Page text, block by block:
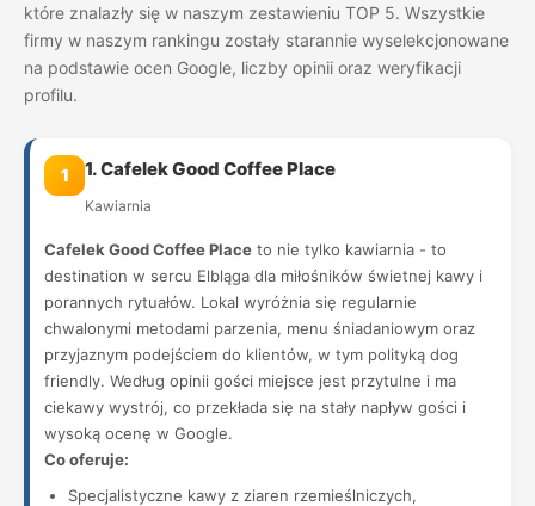
które znalazły się w naszym zestawieniu TOP 5. Wszystkie
firmy w naszym rankingu zostały starannie wyselekcjonowane
na podstawie ocen Google, liczby opinii oraz weryfikacji
profilu.
1 1. Cafelek Good Coffee Place
Kawiarnia
Cafelek Good Coffee Place to nie tylko kawiarnia - to
destination w sercu Elbląga dla miłośników świetnej kawy i
porannych rytuałów. Lokal wyróżnia się regularnie
chwalonymi metodami parzenia, menu śniadaniowym oraz
przyjaznym podejściem do klientów, w tym polityką dog
friendly. Według opinii gości miejsce jest przytulne i ma
ciekawy wystrój, co przekłada się na stały napływ gości i
wysoką ocenę w Google.
Co oferuje:
Specjalistyczne kawy z ziaren rzemieślniczych,